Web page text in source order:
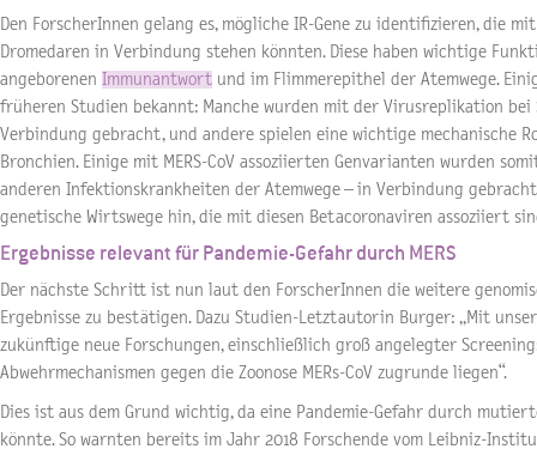
Den ForscherInnen gelang es, mögliche IR-Gene zu identifizieren, die
Dromedaren in Verbindung stehen könnten. Diese haben wichtige
angeborenen Immunantwort und im Flimmerepithel der Atemwege.
früheren Studien bekannt: Manche wurden mit der Virusreplikation bei
Verbindung gebracht, und andere spielen eine wichtige mechanische
Bronchien. Einige mit MERS-CoV assoziierten Genvarianten wurden
anderen Infektionskrankheiten der Atemwege – in Verbindung
genetische Wirtswege hin, die mit diesen Betacoronaviren assoziiert
Ergebnisse relevant für Pandemie-Gefahr durch MERS
Der nächste Schritt ist nun laut den ForscherInnen die weitere
Ergebnisse zu bestätigen. Dazu Studien-Letztautorin Burger: „Mit
zukünftige neue Forschungen, einschließlich groß angelegter
Abwehrmechanismen gegen die Zoonose MERs-CoV zugrunde liegen“.
Dies ist aus dem Grund wichtig, da eine Pandemie-Gefahr durch
könnte. So warnten bereits im Jahr 2018 Forschende vom Leibniz-